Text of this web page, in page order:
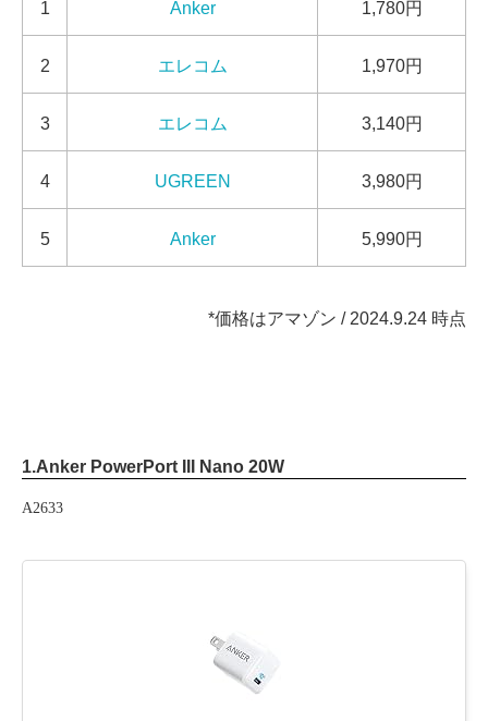
1 Anker 1,780円
2 エレコム 1,970円
3 エレコム 3,140円
4 UGREEN 3,980円
5 Anker 5,990円
*価格はアマゾン / 2024.9.24 時点
1.Anker PowerPort III Nano 20W
A2633